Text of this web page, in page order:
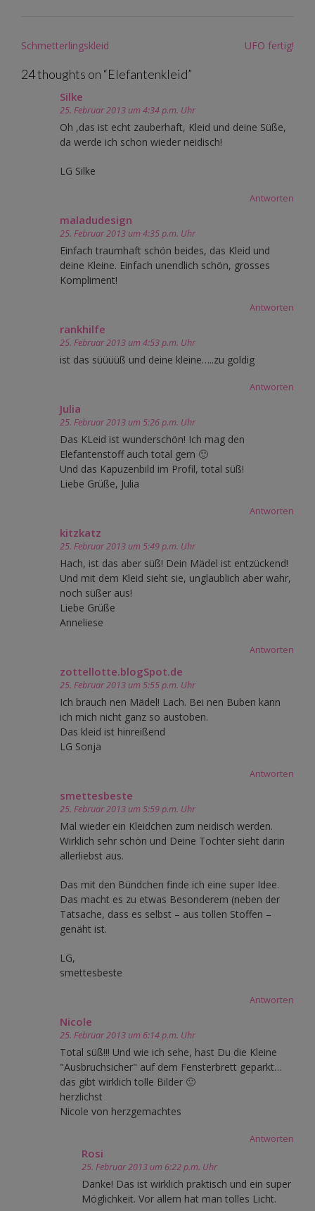
Post
Schmetterlingskleid UFO fertig!
24 thoughts on “Elefantenkleid”
Silke
25. Februar 2013 um 4:34 p.m. Uhr
Oh ,das ist echt zauberhaft, Kleid und deine Süße,
da werde ich schon wieder neidisch!
LG Silke
Antworten
maladudesign
25. Februar 2013 um 4:35 p.m. Uhr
Einfach traumhaft schön beides, das Kleid und
deine Kleine. Einfach unendlich schön, grosses
Kompliment!
Antworten
rankhilfe
25. Februar 2013 um 4:53 p.m. Uhr
ist das süüüüß und deine kleine…..zu goldig
Antworten
Julia
25. Februar 2013 um 5:26 p.m. Uhr
Das KLeid ist wunderschön! Ich mag den
Elefantenstoff auch total gern 🙂
Und das Kapuzenbild im Profil, total süß!
Liebe Grüße, Julia
Antworten
kitzkatz
25. Februar 2013 um 5:49 p.m. Uhr
Hach, ist das aber süß! Dein Mädel ist entzückend!
Und mit dem Kleid sieht sie, unglaublich aber wahr,
noch süßer aus!
Liebe Grüße
Anneliese
Antworten
zottellotte.blogSpot.de
25. Februar 2013 um 5:55 p.m. Uhr
Ich brauch nen Mädel! Lach. Bei nen Buben kann
ich mich nicht ganz so austoben.
Das kleid ist hinreißend
LG Sonja
Antworten
smettesbeste
25. Februar 2013 um 5:59 p.m. Uhr
Mal wieder ein Kleidchen zum neidisch werden.
Wirklich sehr schön und Deine Tochter sieht darin
allerliebst aus.
Das mit den Bündchen finde ich eine super Idee.
Das macht es zu etwas Besonderem (neben der
Tatsache, dass es selbst – aus tollen Stoffen –
genäht ist.
LG,
smettesbeste
Antworten
Nicole
25. Februar 2013 um 6:14 p.m. Uhr
Total süß!!! Und wie ich sehe, hast Du die Kleine
"Ausbruchsicher" auf dem Fensterbrett geparkt…
das gibt wirklich tolle Bilder 🙂
herzlichst
Nicole von herzgemachtes
Antworten
Rosi
25. Februar 2013 um 6:22 p.m. Uhr
Danke! Das ist wirklich praktisch und ein super
Möglichkeit. Vor allem hat man tolles Licht.